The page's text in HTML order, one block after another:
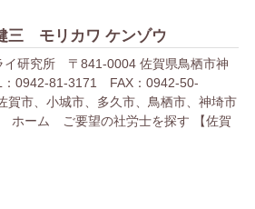
三 モリカワ ケンゾウ
イ研究所 〒841-0004 佐賀県鳥栖市神
0942-81-3171 FAX：0942-50-
市、小城市、多久市、鳥栖市、神埼市
ホーム ご要望の社労士を探す 【佐賀